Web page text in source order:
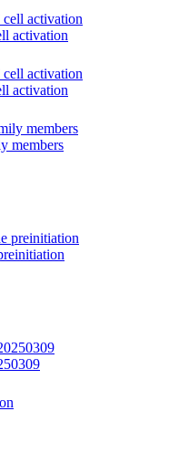
activation
activation
members